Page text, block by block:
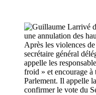
Après les violences
secrétaire général
appelle les
froid » et encourage
Parlement. Il appelle
confirmer le vote du